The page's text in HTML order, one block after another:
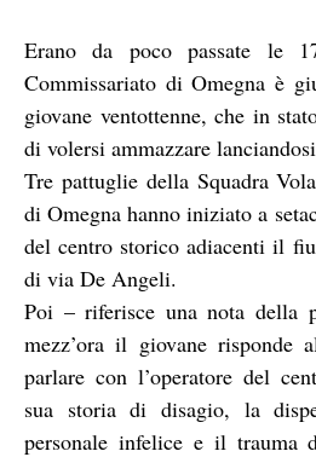
Erano da poco passate le
Commissariato di Omegna è
giovane ventottenne, che in
di volersi ammazzare
Tre pattuglie della Squadra
di Omegna hanno iniziato a
del centro storico adiacenti il
di via De Angeli.
Poi – riferisce una nota della
mezz’ora il giovane risponde
parlare con l’operatore del
sua storia di disagio, la
personale infelice e il trauma